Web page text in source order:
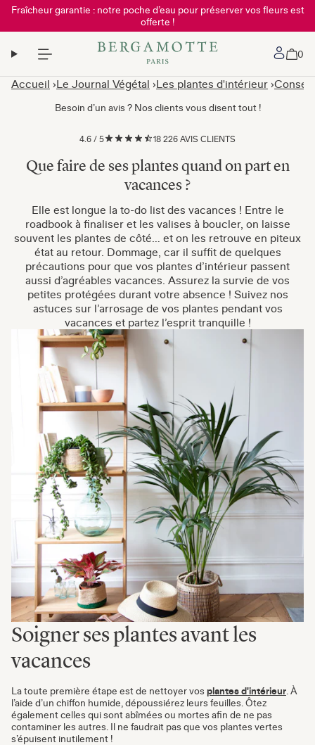
Fraîcheur garantie : notre poche d’eau pour préserver vos fleurs est
offerte !
Mon
0
Accueil Le Journal Végétal Les plantes d'intérieur
Besoin d’un avis ? Nos clients vous disent tout !
4.6 / 5 18 226 AVIS CLIENTS
Que faire de ses plantes quand on part en
vacances ?
Elle est longue la to-do list des vacances ! Entre le
roadbook à finaliser et les valises à boucler, on laisse
souvent les plantes de côté… et on les retrouve en piteux
état au retour. Dommage, car il suffit de quelques
précautions pour que vos plantes d’intérieur passent
aussi d’agréables vacances. Assurez la survie de vos
petites protégées durant votre absence ! Suivez nos
astuces sur l’arrosage de vos plantes pendant vos
vacances et partez l’esprit tranquille !
Soigner ses plantes avant les
vacances
La toute première étape est de nettoyer vos plantes d'intérieur . À
l’aide d’un chiffon humide, dépoussiérez leurs feuilles. Ôtez
également celles qui sont abîmées ou mortes afin de ne pas
contaminer les autres. Il ne faudrait pas que vos plantes vertes
s’épuisent inutilement !